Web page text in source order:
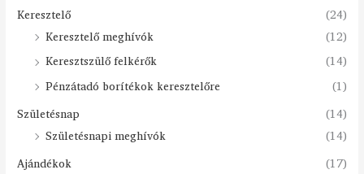
Keresztelő
(24)
Keresztelő meghívók
(12)
Keresztszülő felkérők
(14)
Pénzátadó borítékok keresztelőre
(1)
Születésnap
(14)
Születésnapi meghívók
(14)
Ajándékok
(17)